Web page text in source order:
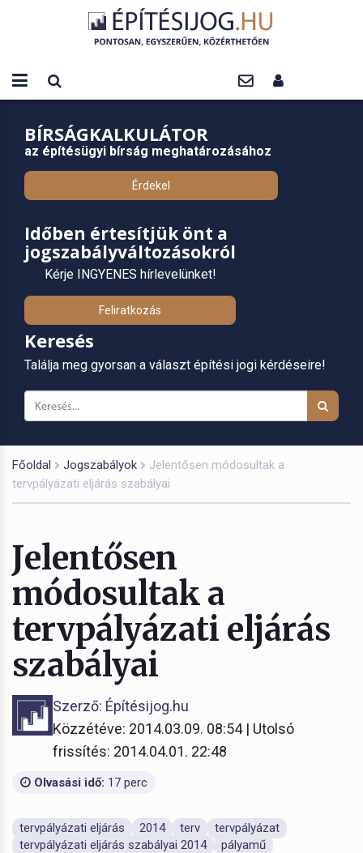
BÍRSÁGKALKULÁTOR
az építésügyi bírság meghatározásához
Érdekel
Időben értesítjük önt a
jogszabályváltozásokról
Kérje INGYENES hírlevelünket!
Feliratkozás
Keresés
Találja meg gyorsan a választ építési jogi kérdéseire!
Főoldal Jogszabályok
Jelentősen módosultak a
tervpályázati eljárás szabályai
Jelentősen
módosultak a
tervpályázati eljárás
szabályai
Szerző: Építésijog.hu
Közzétéve: 2014.03.09. 08:54 | Utolsó
frissítés: 2014.04.01. 22:48
Olvasási idő: 17 perc
tervpályázati eljárás 2014 terv
tervpályázat
tervpályázati eljárás szabályai 2014
pályamű